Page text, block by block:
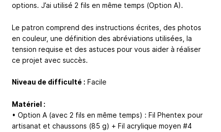
options. J’ai utilisé 2 fils en même temps (Option A).
Le patron comprend des instructions écrites, des photos
en couleur, une définition des abréviations utilisées, la
tension requise et des astuces pour vous aider à réaliser
ce projet avec succès.
Niveau de difficulté : Facile
Matériel :
• Option A (avec 2 fils en même temps) : Fil Phentex pour
artisanat et chaussons (85 g) + Fil acrylique moyen #4